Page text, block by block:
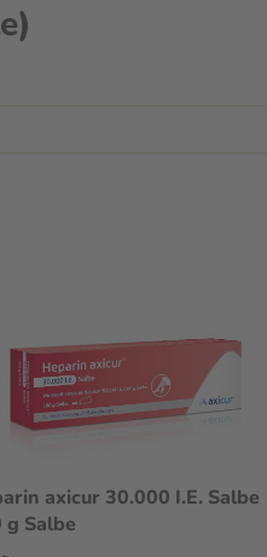
axicur 30.000 I.E. Salbe
g Salbe